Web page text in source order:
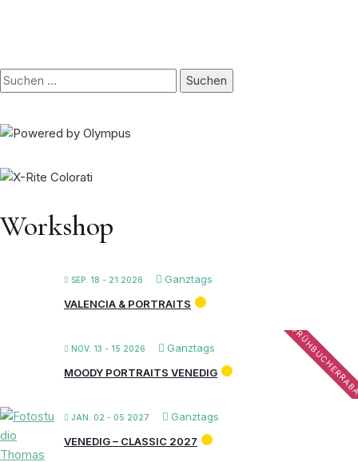
Suchen
nach:
Workshop
SEP. 18 - 21 2026
Ganztags
VALENCIA & PORTRAITS
NOV. 13 - 15 2026 Ganztags
MOODY PORTRAITS VENEDIG
JAN. 02 - 05 2027
Ganztags
VENEDIG – CLASSIC 2027